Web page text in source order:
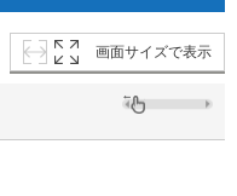
画面サイズで表示